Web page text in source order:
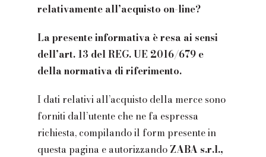
relativamente all’acquisto on-line?
La presente informativa è resa ai sensi
dell’art. 13 del REG. UE 2016/679 e
della normativa di riferimento.
I dati relativi all’acquisto della merce sono
forniti dall’utente che ne fa espressa
richiesta, compilando il form presente in
questa pagina e autorizzando ZABA s.r.l.,